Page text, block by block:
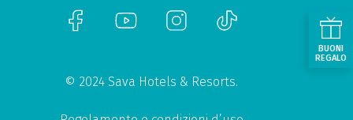
© 2024 Sava Hotels & Resorts.
BUONI
REGALO